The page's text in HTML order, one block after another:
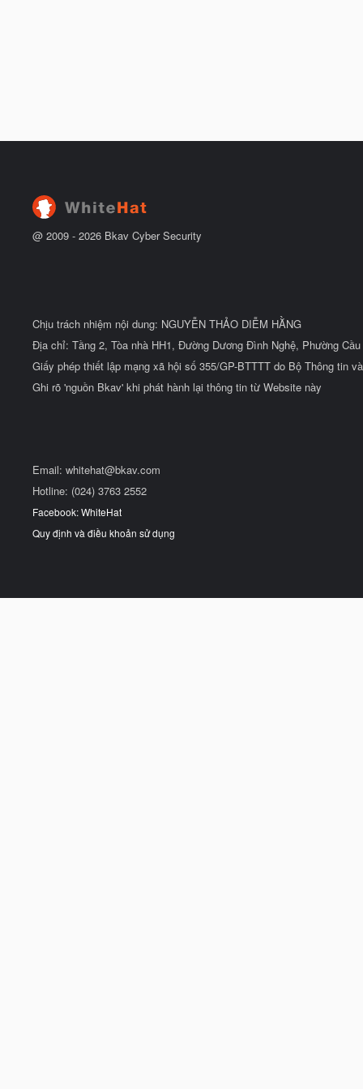
@ 2009 - 2026 Bkav Cyber Security
Chịu trách nhiệm nội dung: NGUYỄN THẢO DIỄM HẰNG
Địa chỉ: Tầng 2, Tòa nhà HH1, Đường Dương Đình Nghệ, Phường
Giấy phép thiết lập mạng xã hội số 355/GP-BTTTT do Bộ Thông tin
Ghi rõ 'nguồn Bkav' khi phát hành lại thông tin từ Website này
Email: whitehat@bkav.com
Hotline: (024) 3763 2552
Facebook: WhiteHat
Quy định và điều khoản sử dụng